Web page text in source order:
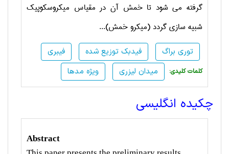
گرفته می شود تا خمش آن در مقیاس میکروسکوپیک
شبیه سازی گردد (میکرو خمش)...
فیبری فیدبک توزیع شده
توری براگ
ویژه مدها
میدان لیزری :کلمات کلیدی
چکیده انگلیسی
Abstract